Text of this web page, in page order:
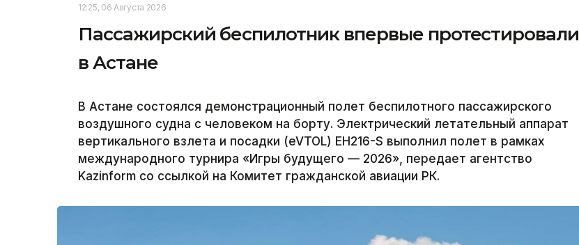
12:25, 06 Августа 2026
Пассажирский беспилотник впервые протестировали
в Астане
В Астане состоялся демонстрационный полет беспилотного пассажирского
воздушного судна с человеком на борту. Электрический летательный аппарат
вертикального взлета и посадки (eVTOL) EH216-S выполнил полет в рамках
международного турнира «Игры будущего — 2026», передает агентство
Kazinform со ссылкой на Комитет гражданской авиации РК.